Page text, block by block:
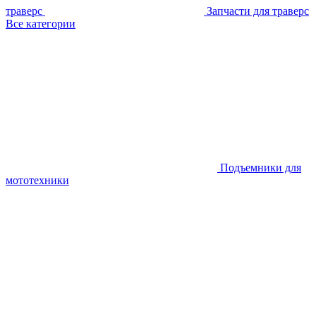
траверс
Запчасти для траверс
Все категории
Подъемники для
мототехники